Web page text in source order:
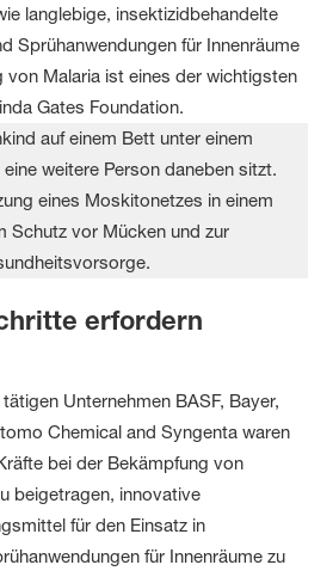
langlebige, insektizidbehandelte
Sprühanwendungen für Innenräume
von Malaria ist eines der wichtigsten
Gates Foundation.
erfordern
Unternehmen BASF, Bayer,
Chemical and Syngenta waren
bei der Bekämpfung von
beigetragen, innovative
für den Einsatz in
für Innenräume zu